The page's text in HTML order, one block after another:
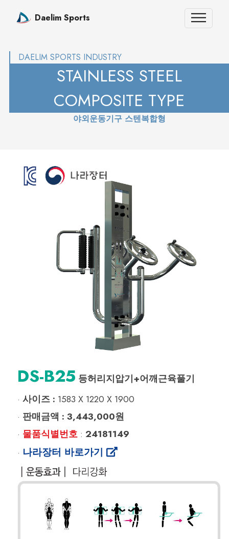
Daelim Sports
DAELIM SPORTS INDUSTRY
STAINLESS STEEL
COMPOSITE TYPE
야외운동기구 스텐복합형
DS-B25 등허리지압기+어깨근육풀기
· 사이즈 : 1583 X 1220 X 1900
· 판매금액 : 3,443,000원
· 물품식별번호 : 24181149
· 나라장터 바로가기